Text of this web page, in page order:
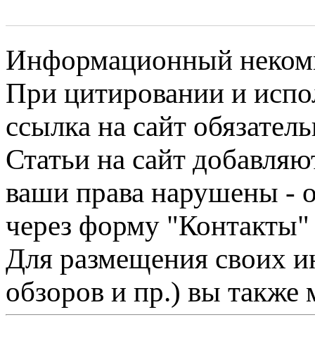
Информационный
При цитировании и
ссылка на сайт
Статьи на сайт
ваши права нарушены -
через форму "Контакты"
Для размещения своих
обзоров и пр.) вы также